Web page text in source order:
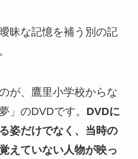
昧な記憶を補う別の記
が、鷹里小学校からな
」のDVDです。 DVDに
姿だけでなく、当時の
えていない人物が映っ